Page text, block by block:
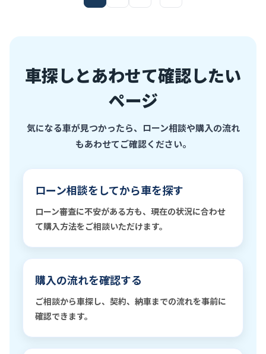
車探しとあわせて確認したい
ページ
気になる車が見つかったら、ローン相談や購入の流れ
もあわせてご確認ください。
ローン相談をしてから車を探す
ローン審査に不安がある方も、現在の状況に合わせ
て購入方法をご相談いただけます。
購入の流れを確認する
ご相談から車探し、契約、納車までの流れを事前に
確認できます。